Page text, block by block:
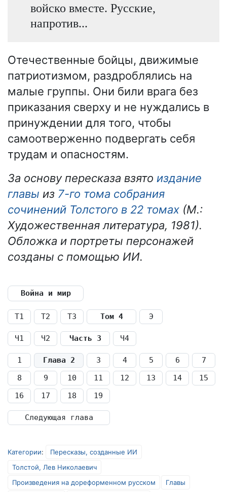
войско вместе. Русские,
напротив...
Отечественные бойцы, движимые
патриотизмом, раздроблялись на
малые группы. Они били врага без
приказания сверху и не нуждались в
принуждении для того, чтобы
самоотверженно подвергать себя
трудам и опасностям.
За основу пересказа взято издание
главы из 7-го тома собрания
сочинений Толстого в 22 томах (М.:
Художественная литература, 1981).
Обложка и портреты персонажей
созданы с помощью ИИ.
Война и мир
Т1 Т2 Т3 Том 4 Э
Ч1 Ч2 Часть 3 Ч4
1 Глава 2 3 4 5 6
7
8
9 10 11 12 13 14
15
16
17 18 19
Следующая глава
Категории:
Пересказы, созданные ИИ
Толстой, Лев Николаевич
Произведения на дореформенном русском
Главы